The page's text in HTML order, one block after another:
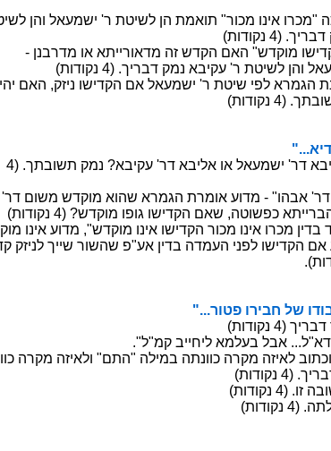
ןה תמאות "רוכמ וניא ורכמ" הכלהה 'מגה תנקסמ
ראב - אביקע 'ר
הז שדקה םאה "שדקומ ושידקה" ארמגה תנקסמ יפל
'ר תטישל ןהו לאעמשי 'ר תטישל ןה סחייתה
םא לאעמשי 'ר תטיש יפל ארמגה תנקסמ יפל ןידה היהי
'רדמ שודק
רמא"
'רד אבילא וא לאעמשי 'רד אבילא איה וז אתיירב םאה
תרמוא עודמ - "והבא 'רד םושמ שדקומ ושידקה"
םאש ,הטושפכ אתיירבה תא תשרפמ הניאו ,והבא
וניא ושידקה רוכמ וניא ורכמ ןידב דמעשמ" אתיירבב
פ"עא ןידב הדמעה ינפל ושידקה םא ע"ר יפלש ומכ
קיזמה תרמוא תאז"
תאז םידמול ןינמ
...ל"אד אוה םתה אמיתד והמ"
הלימב התנווכ הרקמ הזיאל בותכו ,ארמגה תבושת תא
הלימב
'מגה תלאוש המ
תבשיימ דציכ